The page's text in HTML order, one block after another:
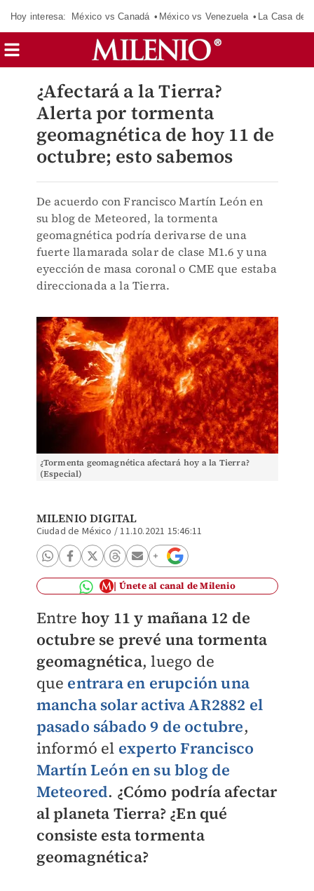
Hoy interesa: México vs Canadá México vs Venezuela La Casa de
¿Afectará a la Tierra?
Alerta por tormenta
geomagnética de hoy 11 de
octubre; esto sabemos
De acuerdo con Francisco Martín León en
su blog de Meteored, la tormenta
geomagnética podría derivarse de una
fuerte llamarada solar de clase M1.6 y una
eyección de masa coronal o CME que estaba
direccionada a la Tierra.
¿Tormenta geomagnética afectará hoy a la Tierra?
(Especial)
MILENIO DIGITAL
Ciudad de México /11.10.2021 15:46:11
Únete al canal de Milenio
Entre hoy 11 y mañana 12 de
octubre se prevé una tormenta
geomagnética, luego de
que entrara en erupción una
mancha solar activa AR2882 el
pasado sábado 9 de octubre,
informó el experto Francisco
Martín León en su blog de
Meteored. ¿Cómo podría afectar
al planeta Tierra? ¿En qué
consiste esta tormenta
geomagnética?